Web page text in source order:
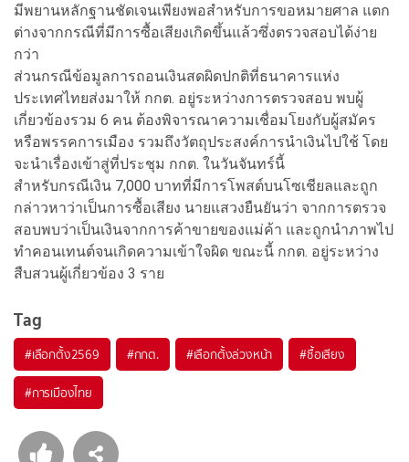
มีพยานหลักฐานชัดเจนเพียงพอสำหรับการขอหมายศาล แตก
ต่างจากกรณีที่มีการซื้อเสียงเกิดขึ้นแล้วซึ่งตรวจสอบได้ง่าย
กว่า
ส่วนกรณีข้อมูลการถอนเงินสดผิดปกติที่ธนาคารแห่ง
ประเทศไทยส่งมาให้ กกต. อยู่ระหว่างการตรวจสอบ พบผู้
เกี่ยวข้องรวม 6 คน ต้องพิจารณาความเชื่อมโยงกับผู้สมัคร
หรือพรรคการเมือง รวมถึงวัตถุประสงค์การนำเงินไปใช้ โดย
จะนำเรื่องเข้าสู่ที่ประชุม กกต. ในวันจันทร์นี้
สำหรับกรณีเงิน 7,000 บาทที่มีการโพสต์บนโซเชียลและถูก
กล่าวหาว่าเป็นการซื้อเสียง นายแสวงยืนยันว่า จากการตรวจ
สอบพบว่าเป็นเงินจากการค้าขายของแม่ค้า และถูกนำภาพไป
ทำคอนเทนต์จนเกิดความเข้าใจผิด ขณะนี้ กกต. อยู่ระหว่าง
สืบสวนผู้เกี่ยวข้อง 3 ราย
Tag
#เลือกตั้ง2569 #กกต. #เลือกตั้งล่วงหน้า #ซื้อเสียง
#การเมืองไทย